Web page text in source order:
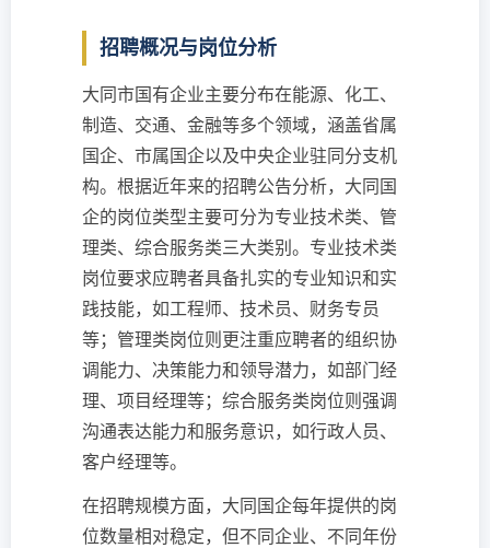
招聘概况与岗位分析
大同市国有企业主要分布在能源、化工、
制造、交通、金融等多个领域，涵盖省属
国企、市属国企以及中央企业驻同分支机
构。根据近年来的招聘公告分析，大同国
企的岗位类型主要可分为专业技术类、管
理类、综合服务类三大类别。专业技术类
岗位要求应聘者具备扎实的专业知识和实
践技能，如工程师、技术员、财务专员
等；管理类岗位则更注重应聘者的组织协
调能力、决策能力和领导潜力，如部门经
理、项目经理等；综合服务类岗位则强调
沟通表达能力和服务意识，如行政人员、
客户经理等。
在招聘规模方面，大同国企每年提供的岗
位数量相对稳定，但不同企业、不同年份